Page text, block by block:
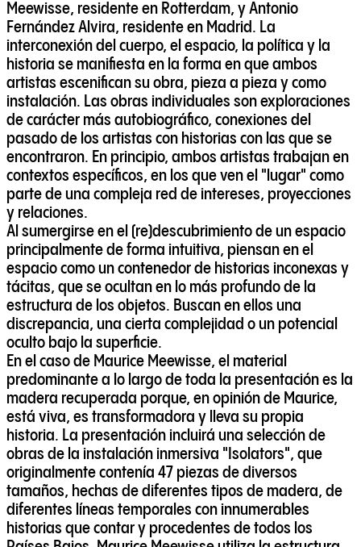
Meewisse, residente en Rotterdam, yAntonio
Fernández Alvira, residente en Madrid. La
interconexión del cuerpo, el espacio, la política y la
historia se manifiesta en la forma en que ambos
artistas escenifican su obra, pieza a pieza y como
instalación. Las obras individuales son exploraciones
de carácter más autobiográfico, conexiones del
pasado de los artistas con historias con las que se
encontraron. En principio, ambos artistas trabajan en
contextos específicos, en los que ven el "lugar" como
parte de una compleja red de intereses, proyecciones
y relaciones.
Al sumergirse en el (re)descubrimiento de un espacio
principalmente de forma intuitiva, piensan en el
espacio como un contenedor de historias inconexas y
tácitas, que se ocultan en lo más profundo de la
estructura de los objetos. Buscan en ellos una
discrepancia, una cierta complejidad o un potencial
oculto bajo la superficie.
En el caso de Maurice Meewisse, el material
predominante a lo largo de toda la presentación es la
madera recuperada porque, en opinión de Maurice,
está viva, es transformadora y lleva su propia
historia. La presentación incluirá una selección de
obras de la instalación inmersiva "Isolators", que
originalmente contenía 47 piezas de diversos
tamaños, hechas de diferentes tipos de madera, de
diferentes líneas temporales con innumerables
historias que contar y procedentes de todos los